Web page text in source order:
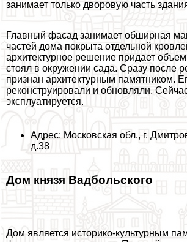
занимает только дворовую часть
Главный фасад занимает обширная
частей дома покрыта отдельной
архитектурное решение придает
стоял в окружении сада. Сразу после
признан архитектурным памятником.
реконструировали и обновляли.
эксплуатируется.
Адрес: Московская обл., г.
д.38
Дом князя Вадбольского
Дом является историко-культурным